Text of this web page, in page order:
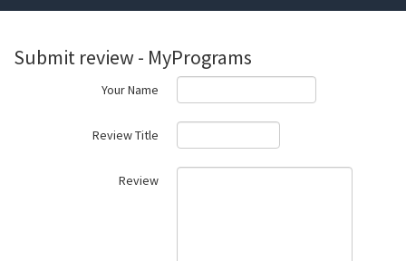
Submit review - MyPrograms
Your Name
Review Title
Review